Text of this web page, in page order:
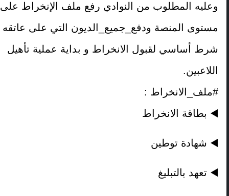
وعليه المطلوب من النوادي رفع ملف الإنخراط على
مستوى المنصة ودفع_جميع_الديون التي على عاتقه
شرط أساسي لقبول الانخراط و بداية عملية تأهيل
اللاعبين.
#ملف_الانخراط :
◀ بطاقة الانخراط
◀ شهادة توطين
◀ تعهد بالتبليغ